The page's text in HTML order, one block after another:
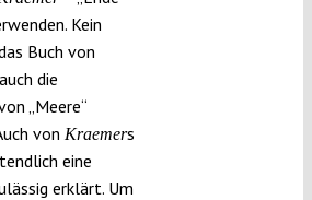
Kein
Buch von
die
„Meere“
von Kraemers
eine
erklärt. Um